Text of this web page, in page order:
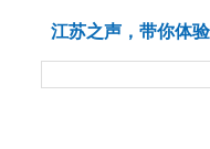
江苏之声，带你体